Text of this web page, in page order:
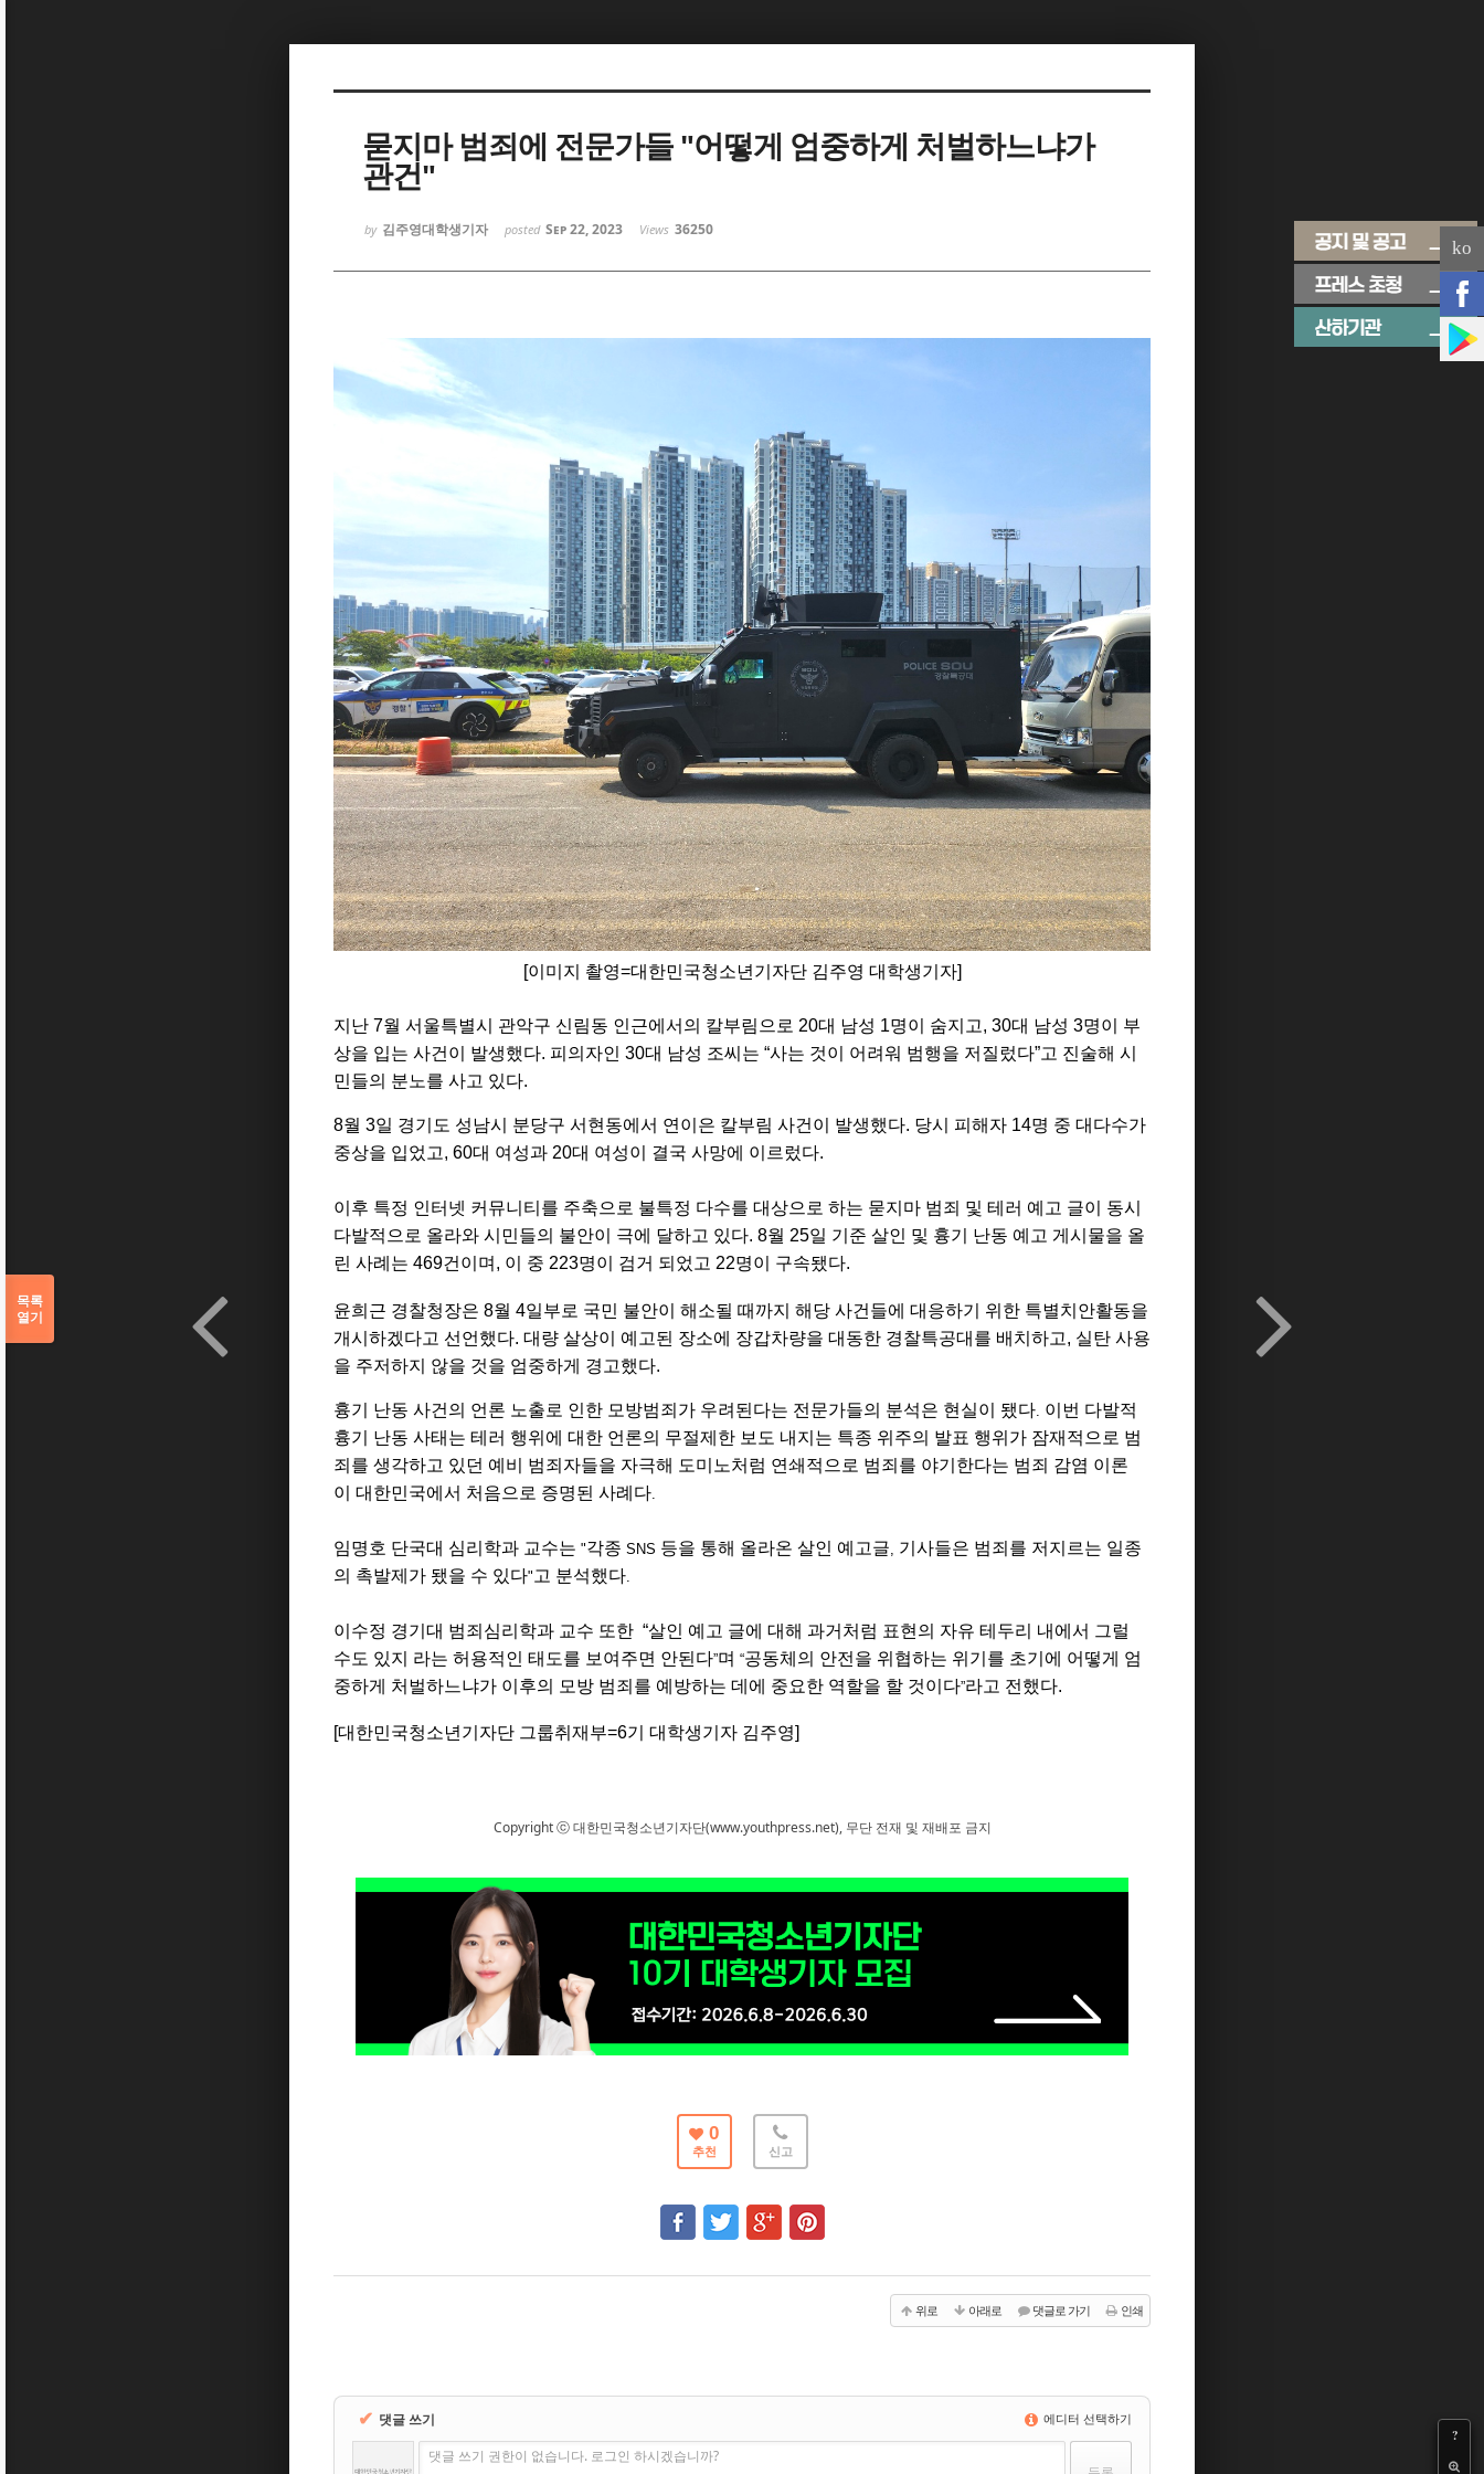
묻지마 범죄에 전문가들 "어떻게 엄중하게 처벌하느냐가
관건"
by 김주영대학생기자 posted Sep 22, 2023 Views 36250
?
[이미지 촬영=대한민국청소년기자단 김주영 대학생기자]
지난 7월 서울특별시 관악구 신림동 인근에서의 칼부림으로 20대 남성 1명이 숨지고, 30대 남성 3명이 부
상을 입는 사건이 발생했다. 피의자인 30대 남성 조씨는 “사는 것이 어려워 범행을 저질렀다”고 진술해 시
민들의 분노를 사고 있다.
8월 3일 경기도 성남시 분당구 서현동에서 연이은 칼부림 사건이 발생했다. 당시 피해자 14명 중 대다수가
중상을 입었고, 60대 여성과 20대 여성이 결국 사망에 이르렀다.
이후 특정 인터넷 커뮤니티를 주축으로 불특정 다수를 대상으로 하는 묻지마 범죄 및 테러 예고 글이 동시
다발적으로 올라와 시민들의 불안이 극에 달하고 있다. 8월 25일 기준 살인 및 흉기 난동 예고 게시물을 올
린 사례는 469건이며, 이 중 223명이 검거 되었고 22명이 구속됐다.
윤희근 경찰청장은 8월 4일부로 국민 불안이 해소될 때까지 해당 사건들에 대응하기 위한 특별치안활동을
개시하겠다고 선언했다. 대량 살상이 예고된 장소에 장갑차량을 대동한 경찰특공대를 배치하고, 실탄 사용
을 주저하지 않을 것을 엄중하게 경고했다.
흉기 난동 사건의 언론 노출로 인한 모방범죄가 우려된다는 전문가들의 분석은 현실이 됐다. 이번 다발적
흉기
난동 사태는 테러 행위에 대한 언론의 무절제한 보도 내지는 특종 위주의 발표 행위가 잠재적으로 범
죄를 생각하고 있던 예비 범죄자들을 자극해 도미노처럼 연쇄적으로 범죄를 야기한다는 범죄 감염 이론
이
대한민국에서 처음으로 증명된 사례다.
임명호 단국대 심리학과 교수는 "각종 SNS 등을 통해 올라온 살인 예고글, 기사들은 범죄를 저지르는 일종
의 촉발제가 됐을 수 있다" 고 분석했다.
이수정 경기대 범죄 심리학과 교수 또한 “살인 예고 글에 대해 과거처럼 표현의 자유 테두리 내에서 그럴
수도 있지 라는 허용적인 태도를 보여주면 안된다”며 “공동체의 안전을 위협하는 위기를 초기에 어떻게 엄
중하게 처벌하느냐가 이후의 모방 범죄를 예방하는 데에 중요한 역할을 할 것이다”라고 전했다.
[대한민국청소년기자단 그룹취재부=6기 대학생기자 김주영]
Copyright ⓒ 대한민국청소년기자단(www.youthpress.net), 무단 전재 및 재배포 금지
0
추천 신고
위로 아래로 댓글로 가기 인쇄
✔ 댓글 쓰기 에디터 선택하기
댓글 쓰기 권한이 없습니다. 로그인 하시겠습니까?
목록
열기
ko
Sketchbook5, 스케치북5
Sketchbook5, 스케치북5